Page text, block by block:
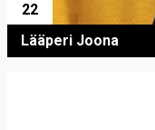
22
Lääperi Joona